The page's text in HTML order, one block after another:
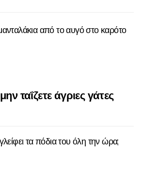
από το αυγό στο καρότο
ταΐζετε άγριες γάτες
τα πόδια του όλη την ώρα;